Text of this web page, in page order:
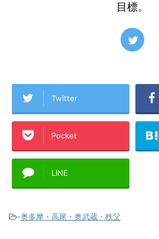
目標。
Twitter
Pocket
LINE
-奥多摩・高尾・奥武蔵・秩父